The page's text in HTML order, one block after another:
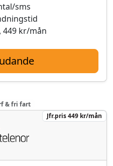
sms
449 kr/mån
& fri fart
Jfr.pris 449 kr/mån